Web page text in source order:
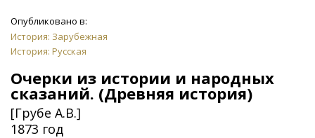
Опубликовано в:
История: Зарубежная
История: Русская
Очерки из истории и народных
сказаний. (Древняя история)
[Грубе А.В.]
1873 год